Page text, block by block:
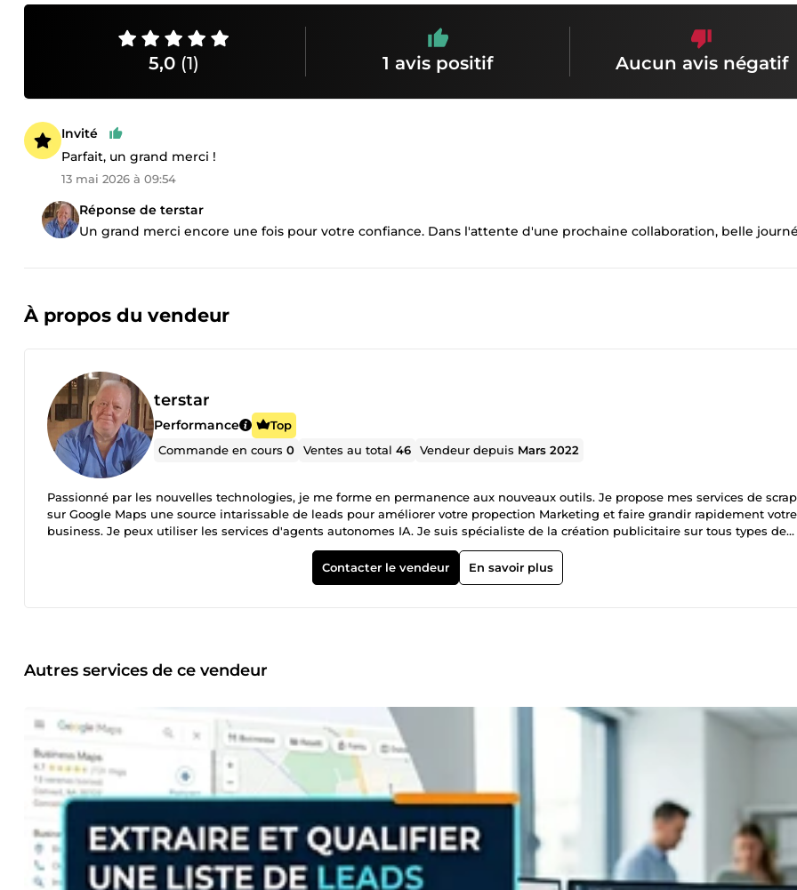
5,0 (1) 1 avis positif Aucun avis négatif
Invité
Parfait, un grand merci !
13 mai 2026 à 09:54
Réponse de terstar
Un grand merci encore une fois pour votre confiance. Dans l'attente d'une prochaine collaboration, belle
À propos du vendeur
terstar
Performance
Top
Commande en cours0 Ventes au total46 Vendeur depuis Mars 2022
Passionné par les nouvelles technologies, je me forme en permanence aux nouveaux outils. Je propose mes services de
sur Google Maps une source intarissable de leads pour améliorer votre propection Marketing et faire grandir rapidement votre
business. Je peux utiliser les services d'agents autonomes IA. Je suis spécialiste de la création publicitaire sur tous types de
support numérique. Ecrivain à mes heures perdues, je propose à la vente mon livre &quot;194 ans en 2148&quot;.
Contacter le vendeur
En savoir plus
Autres services de ce vendeur